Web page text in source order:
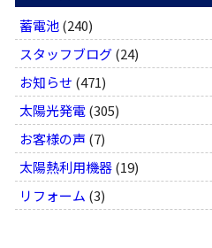
蓄電池(240)
スタッフブログ(24)
お知らせ (471)
太陽光発電(305)
お客様の声 (7)
太陽熱利用機器(19)
リフォーム (3)